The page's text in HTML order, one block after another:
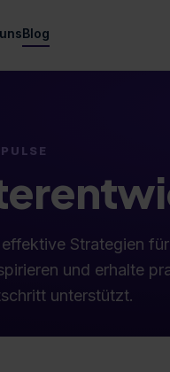
Blog
Strategien
und erhalte
unterstützt.